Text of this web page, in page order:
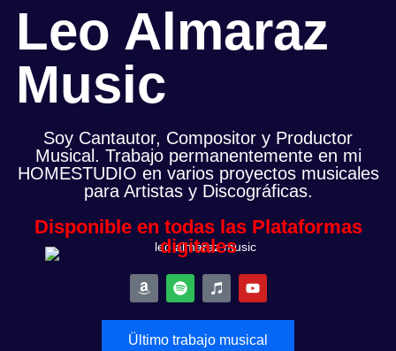
Leo Almaraz
Music
Soy Cantautor, Compositor y Productor
Musical. Trabajo permanentemente en mi
HOMESTUDIO en varios proyectos musicales
para Artistas y Discográficas.
Disponible en todas las Plataformas
digitales
Ültimo trabajo musical